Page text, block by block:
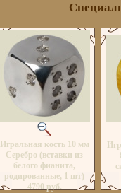
Игральная кость 10 мм
Серебро (вставки из
белого фианита,
родированные, 1 шт)
4790 руб.